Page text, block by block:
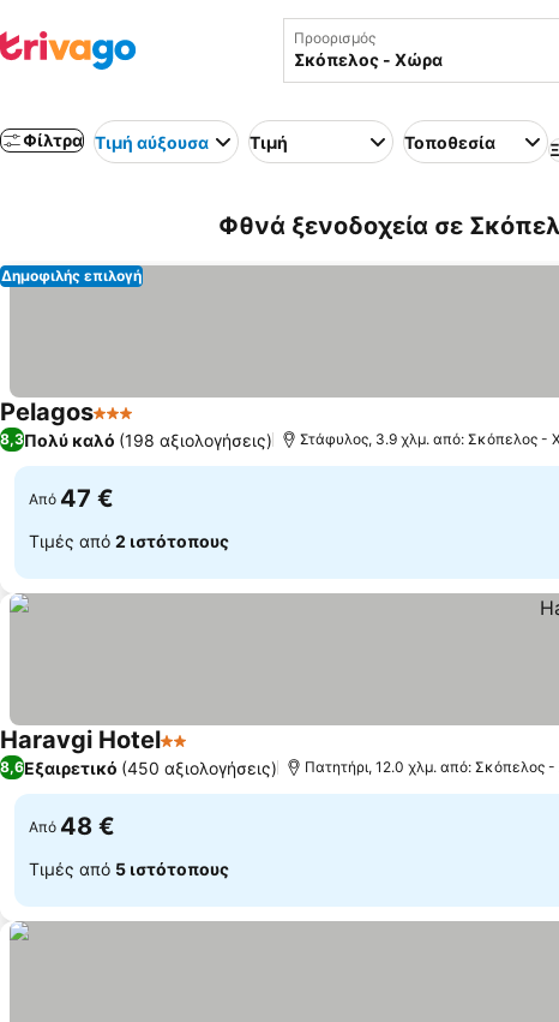
Προορισμός
Φίλτρα Τιμή αύξουσα Τιμή Τοποθεσία
Φθνά ξενοδοχεία σε
Δημοφιλής επιλογή
Pelagos3 Αστέρια
8,3Πολύ καλό (198 αξιολογήσεις) Στάφυλος, 3.9 χλμ. από: Σκόπελος -
Από 47 €
Τιμές από 2 ιστότοπους
Haravgi Hotel2 Αστέρια
8,6Εξαιρετικό (450 αξιολογήσεις) Πατητήρι, 12.0 χλμ. από: Σκόπελος
Από 48 €
Τιμές από 5 ιστότοπους